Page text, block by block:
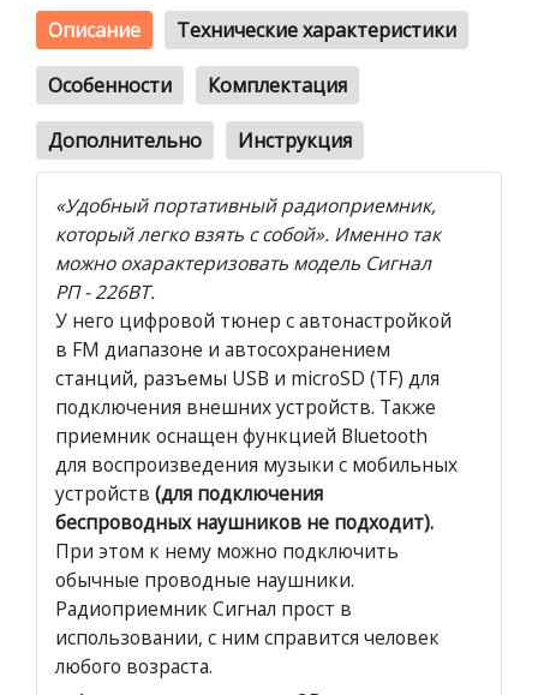
Описание Технические характеристики
Особенности Комплектация
Дополнительно Инструкция
«Удобный портативный радиоприемник,
который легко взять с собой». Именно так
можно охарактеризовать модель Сигнал
РП - 226ВТ.
У него цифровой тюнер с автонастройкой
в FM диапазоне и автосохранением
станций, разъемы USB и microSD (TF) для
подключения внешних устройств. Также
приемник оснащен функцией Bluetooth
для воспроизведения музыки с мобильных
устройств (для подключения
беспроводных наушников не подходит).
При этом к нему можно подключить
обычные проводные наушники.
Радиоприемник Сигнал прост в
использовании, с ним справится человек
любого возраста.